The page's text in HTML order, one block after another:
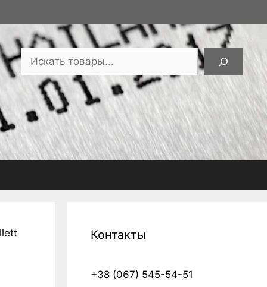
Поиск
Контакты
+38 (067) 545-54-51